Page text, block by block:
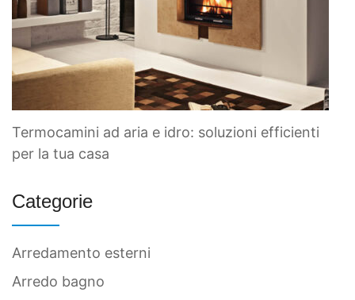
Termocamini ad aria e idro: soluzioni efficienti
per la tua casa
Categorie
Arredamento esterni
Arredo bagno